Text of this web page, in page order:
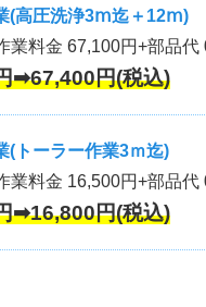
(高圧洗浄3ⅿ迄＋12ⅿ)
業料金 67,100円+部品代
➡67,400円(税込)
(トーラー作業3ｍ迄)
業料金 16,500円+部品代
➡16,800円(税込)